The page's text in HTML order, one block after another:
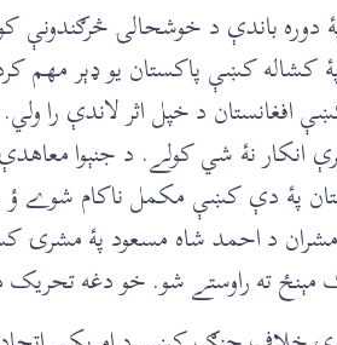
دوره باندې د خوشحالۍ
کښې پاکستان يو ډېر مهم
افغانستان د خپل اثر لاندې
نۀ شي کولے. د جنېوا
دې کښې مکمل ناکام شوے ؤ چې
مشران د احمد شاه مسعود پۀ
مېنځ ته راوستے شو. خو دغه